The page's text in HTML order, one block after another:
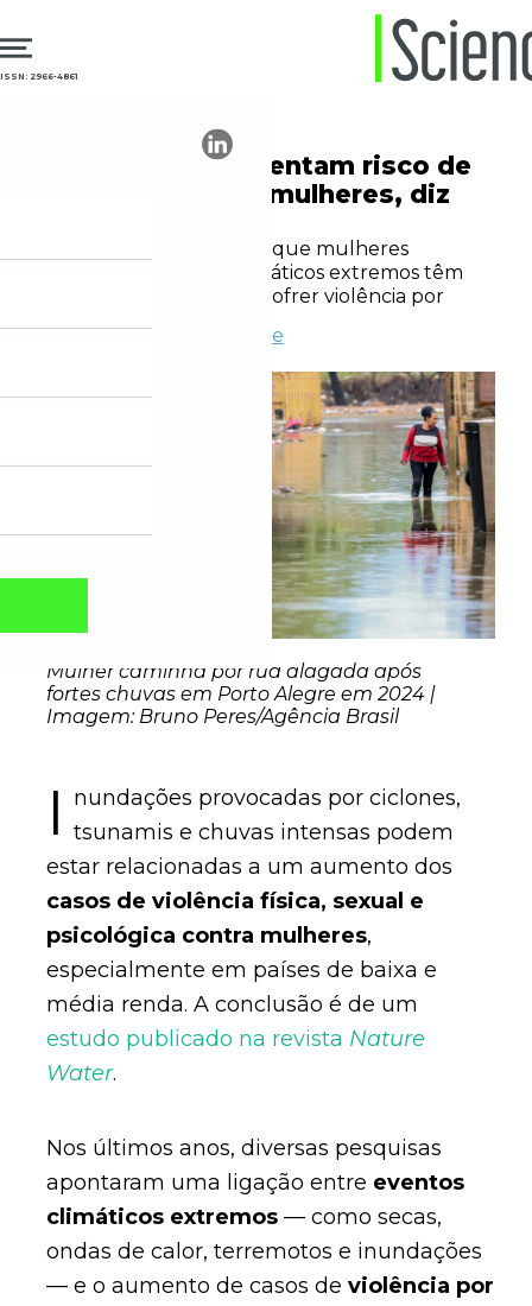
ISSN: 2966-4861
Inundações aumentam risco de
violência contra mulheres, diz
Pesquisa global mostra que mulheres
expostas a eventos climáticos extremos têm
10,7% mais chances de sofrer violência por
Rodrigo Oliveira Andrade
Mulher caminha por rua alagada após
fortes chuvas em Porto Alegre em 2024 |
Imagem: Bruno Peres/Agência Brasil
I
nundações provocadas por ciclones,
tsunamis e chuvas intensas podem
estar relacionadas a um aumento dos
casos de violência física, sexual e
psicológica contra mulheres,
especialmente em países de baixa e
média renda. A conclusão é de um
estudo publicado na revista Nature
Water.
Nos últimos anos, diversas pesquisas
apontaram uma ligação entre eventos
climáticos extremos— como secas,
ondas de calor, terremotos e inundações
— e o aumento de casos de violência por
Captcha obrigatório
Seu e-mail foi cadastrado com sucesso!